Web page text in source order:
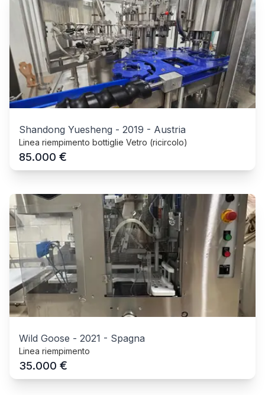
Shandong Yuesheng - 2019 - Austria
Linea riempimento bottiglie Vetro (ricircolo)
85.000 €
Wild Goose - 2021 - Spagna
Linea riempimento
35.000 €